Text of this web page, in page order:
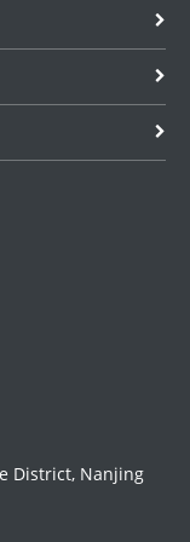
District, Nanjing